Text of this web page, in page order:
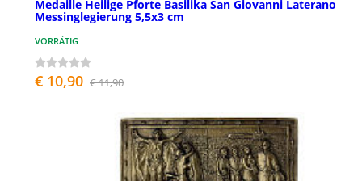
Medaille Heilige Pforte Basilika San Giovanni Laterano
Messinglegierung 5,5x3 cm
VORRÄTIG
€ 10,90 € 11,90